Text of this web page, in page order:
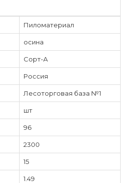
Пиломатериал
осина
Сорт-А
Россия
Лесоторговая база №1
шт
96
2300
15
1.49